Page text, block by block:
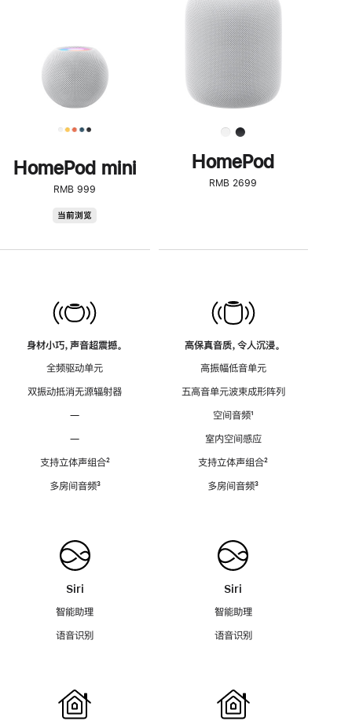
HomePod mini
RMB 999
当前浏览
身材小巧，声音超震撼。
全频驱动单元
双振动抵消无源辐射器
—
—
支持立体声组合脚
²
多房间音频脚
³
Siri
智能助理
语音识别
了
解
HomePod<
HomePod
RMB 2699
高保真音质，令人沉浸。
高振幅低音单元
五高音单元波束成形阵列
空间音频脚
¹
室内空间感应
支持立体声组合脚
²
多房间音频脚
³
Siri
智能助理
语音识别